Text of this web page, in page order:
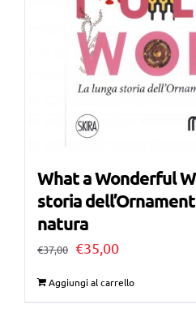
What a Wonderful
storia
natura
€37,00 Il
€35,00Il
Aggiungi al carrello